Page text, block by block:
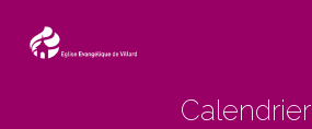
Calendrier